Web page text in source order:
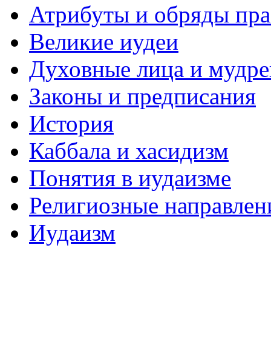
Атрибуты и обряды
Великие иудеи
Духовные лица и
Законы и предписания
История
Каббала и хасидизм
Понятия в иудаизме
Религиозные
Иудаизм